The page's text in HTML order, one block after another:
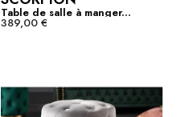
Table de salle à manger...
389,00 €